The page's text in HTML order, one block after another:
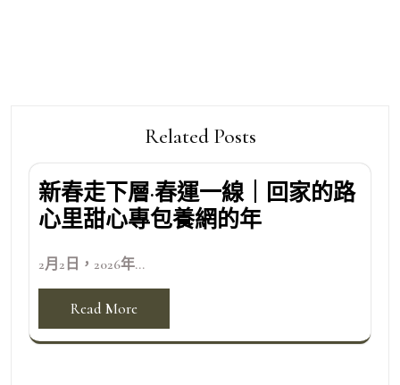
Related Posts
新春走下層·春運一線｜回家的路
心里甜心專包養網的年
2月2日，2026年...
Read More